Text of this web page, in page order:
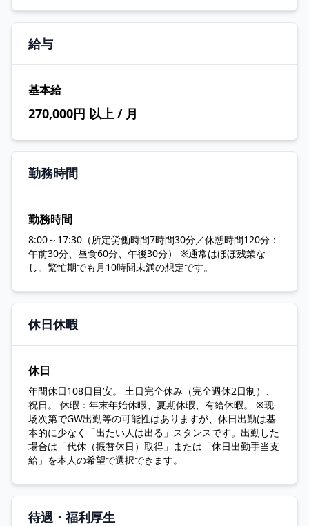
給与
基本給
270,000円 以上 / 月
勤務時間
勤務時間
8:00～17:30（所定労働時間7時間30分／休憩時間120分：
午前30分、昼食60分、午後30分） ※通常はほぼ残業な
し。繁忙期でも月10時間未満の想定です。
休日休暇
休日
年間休日108日目安。 土日完全休み（完全週休2日制）、
祝日。 休暇：年末年始休暇、夏期休暇、有給休暇。 ※现
场次第でGW出勤等の可能性はありますが、休日出勤は基
本的に少なく「出たい人は出る」スタンスです。出勤した
場合は「代休（振替休日）取得」または「休日出勤手当支
給」を本人の希望で選択できます。
待遇・福利厚生